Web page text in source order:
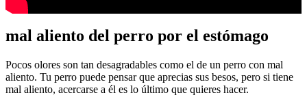
mal aliento del perro por el estómago
Pocos olores son tan desagradables como el de un perro con mal
aliento. Tu perro puede pensar que aprecias sus besos, pero si tiene
mal aliento, acercarse a él es lo último que quieres hacer.